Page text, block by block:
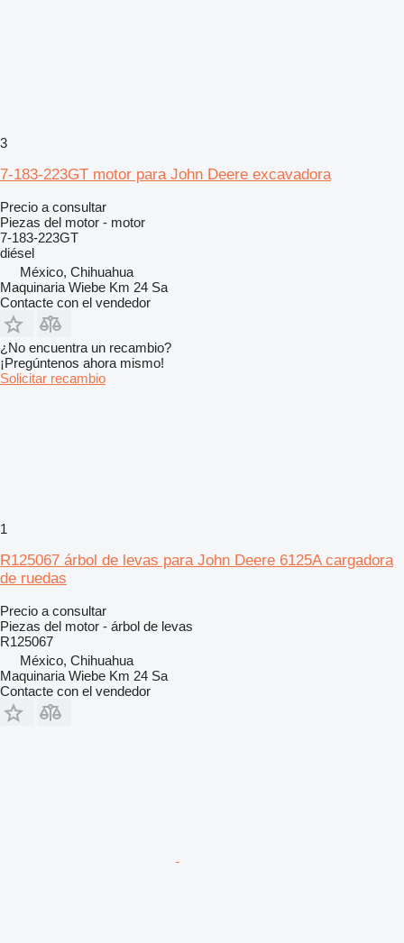
3
7-183-223GT motor para John Deere excavadora
Precio a consultar
Piezas del motor - motor
7-183-223GT
diésel
México, Chihuahua
Maquinaria Wiebe Km 24 Sa
Contacte con el vendedor
¿No encuentra un recambio?
¡Pregúntenos ahora mismo!
Solicitar recambio
1
R125067 árbol de levas para John Deere 6125A cargadora
de ruedas
Precio a consultar
Piezas del motor - árbol de levas
R125067
México, Chihuahua
Maquinaria Wiebe Km 24 Sa
Contacte con el vendedor